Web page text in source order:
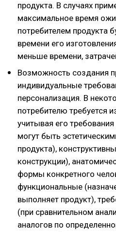
продукта. В случаях
максимальное время
потребителем продукта
времени его
меньше времени,
Возможность создания
индивидуальные
персонализация. В
потребителю требуется
учитывая его
могут быть
продукта),
конструкции),
формы конкретного
функциональные
выполняет продукт),
(при сравнительном
аналогов по